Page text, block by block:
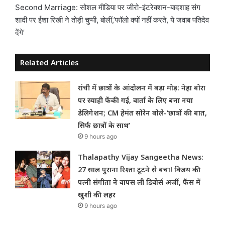
Second Marriage: सोशल मीडिया पर जीरो-इंटरेक्शन-बादशाह संग
शादी पर ईशा रिखी ने तोड़ी चुप्पी, बोलीं,’फॉलो क्यों नहीं करते, ये जवाब पतिदेव
देंगे’
Related Articles
रांची में छात्रों के आंदोलन में बड़ा मोड़: नेहा बोरा
पर स्याही फेंकी गई, वार्ता के लिए बना नया
डेलिगेशन; CM हेमंत सोरेन बोले-‘छात्रों की बात,
सिर्फ छात्रों के साथ’
9 hours ago
Thalapathy Vijay Sangeetha News:
27 साल पुराना रिश्ता टूटने से बचा! विजय की
पत्नी संगीता ने वापस ली डिवोर्स अर्जी, फैंस में
खुशी की लहर
9 hours ago